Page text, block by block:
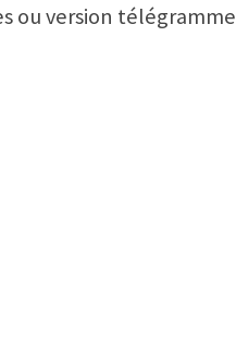
ou version télégramme